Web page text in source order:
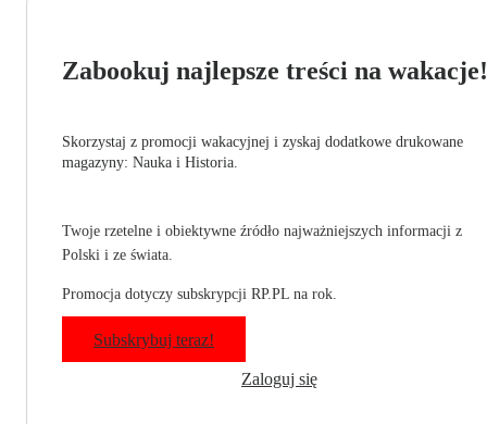
Zabookuj najlepsze treści na wakacje!
Skorzystaj z promocji wakacyjnej i zyskaj dodatkowe drukowane
magazyny: Nauka i Historia.
Twoje rzetelne i obiektywne źródło najważniejszych informacji z
Polski i ze świata.
Promocja dotyczy subskrypcji RP.PL na rok.
Subskrybuj teraz!
Zaloguj się